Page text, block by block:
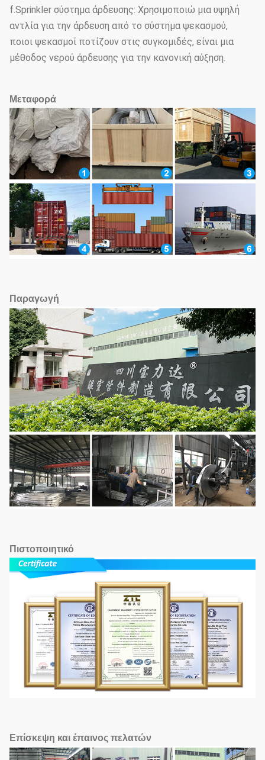
f.Sprinkler σύστημα άρδευσης: Χρησιμοποιώ μια υψηλή
αντλία για την άρδευση από το σύστημα ψεκασμού,
ποιοι ψεκασμοί ποτίζουν στις συγκομιδές, είναι μια
μέθοδος νερού άρδευσης για την κανονική αύξηση.
Μεταφορά
Παραγωγή
Πιστοποιητικό
Επίσκεψη και έπαινος πελατών